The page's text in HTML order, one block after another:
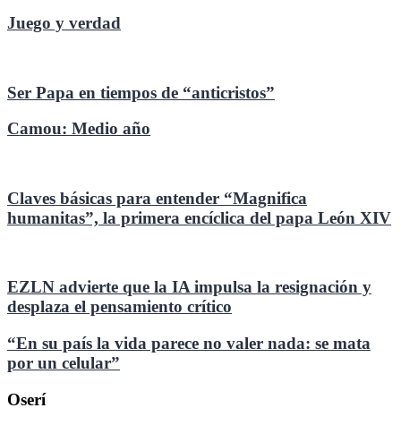
Juego y verdad
Ser Papa en tiempos de “anticristos”
Camou: Medio año
Claves básicas para entender “Magnifica
humanitas”, la primera encíclica del papa León XIV
EZLN advierte que la IA impulsa la resignación y
desplaza el pensamiento crítico
“En su país la vida parece no valer nada: se mata
por un celular”
Oserí